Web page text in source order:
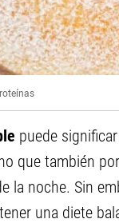
puede
que también
la noche. Sin
una diete